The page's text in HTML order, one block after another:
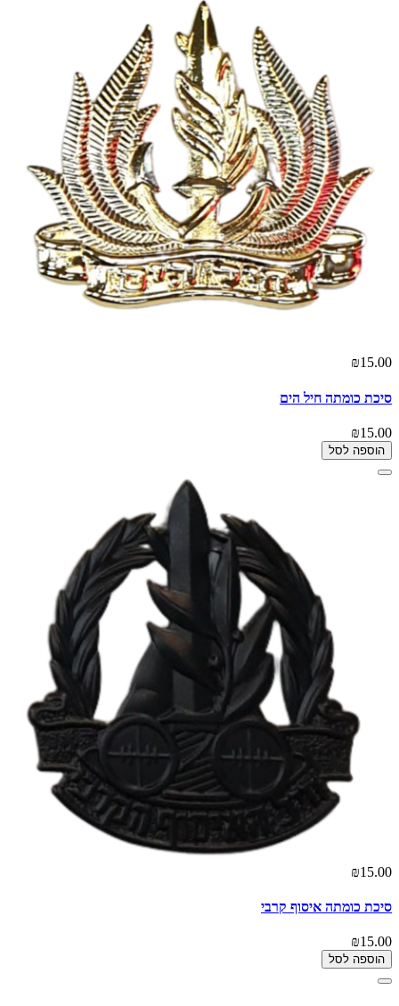
₪15.00
סיכת כומתה חיל הים
₪15.00
הוספה לסל
₪15.00
סיכת כומתה איסוף קרבי
₪15.00
הוספה לסל